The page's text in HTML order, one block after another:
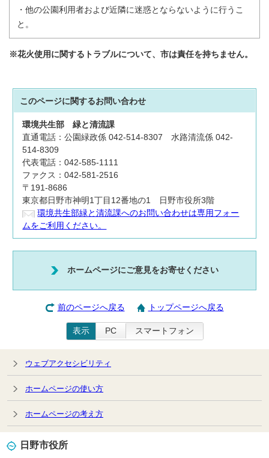
・他の公園利用者および近隣に迷惑とならないように行うこ
と。
※花火使用に関するトラブルについて、市は責任を持ちません。
このページに関するお問い合わせ
環境共生部緑と清流課
直通電話：公園緑政係 042-514-8307 水路清流係 042-
514-8309
代表電話：042-585-1111
ファクス：042-581-2516
〒191-8686
東京都日野市神明1丁目12番地の1 日野市役所3階
環境共生部緑と清流課へのお問い合わせは専用フォー
ムをご利用ください。
ホームページにご意見をお寄せください
前のページへ戻る トップページへ戻る
表示 PC スマートフォン
ウェブアクセシビリティ
ホームページの使い方
ホームページの考え方
日野市役所